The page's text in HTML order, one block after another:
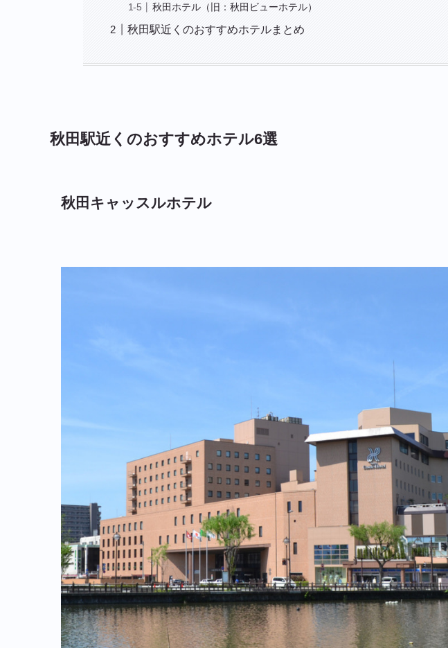
秋田ホテル（旧：秋田ビューホテル）
秋田駅近くのおすすめホテルまとめ
秋田駅近くのおすすめホテル6選
秋田キャッスルホテル